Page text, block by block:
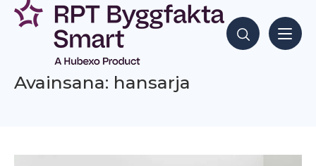
Siirry
sisältöön
Hae sisältöjä
Avainsana: hansarja